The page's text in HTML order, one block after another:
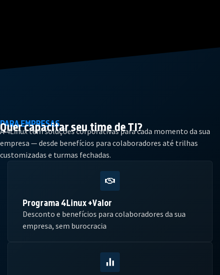
PARA EMPRESAS
Quer capacitar seutime de TI?
A 4Linux tem soluções corporativas para cada momento da sua
empresa — desde benefícios para colaboradores até trilhas
customizadas e turmas fechadas.
Programa 4Linux +Valor
Desconto e benefícios para colaboradores da sua
empresa, sem burocracia